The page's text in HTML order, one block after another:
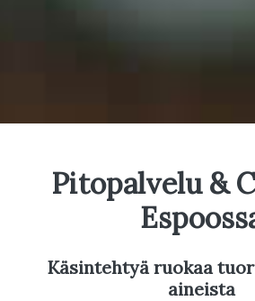
Pitopalvelu &
Käsintehtyä ruokaa
aineista